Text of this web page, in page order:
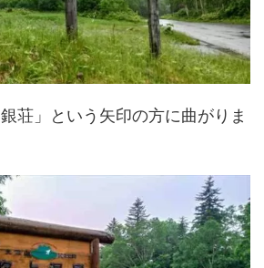
荘」という矢印の方に曲がりま